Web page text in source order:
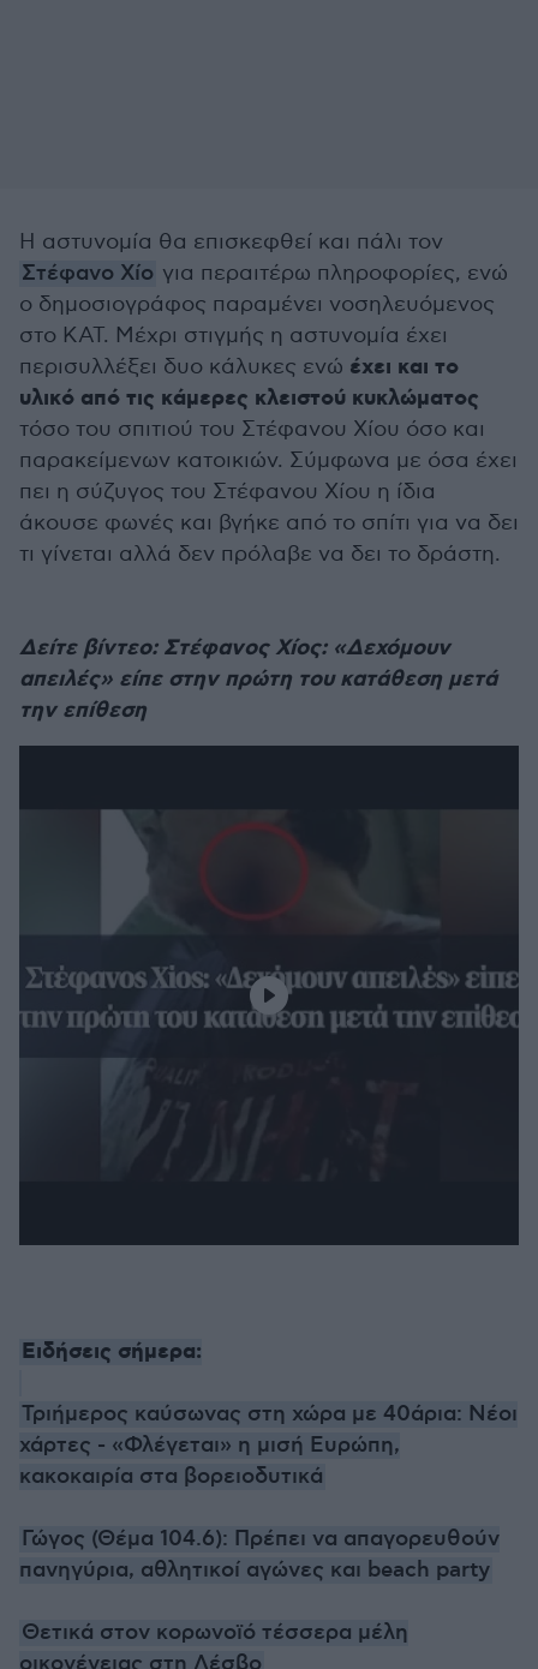
Η αστυνομία θα επισκεφθεί και πάλι τον
Στέφανο Χίο για περαιτέρω πληροφορίες, ενώ
ο δημοσιογράφος παραμένει νοσηλευόμενος
στο ΚΑΤ. Μέχρι στιγμής η αστυνομία έχει
περισυλλέξει δυο κάλυκες ενώ έχει και το
υλικό από τις κάμερες κλειστού κυκλώματος
τόσο του σπιτιού του Στέφανου Χίου όσο και
παρακείμενων κατοικιών. Σύμφωνα με όσα έχει
πει η σύζυγος του Στέφανου Χίου η ίδια
άκουσε φωνές και βγήκε από το σπίτι για να δει
τι γίνεται αλλά δεν πρόλαβε να δει το δράστη.
Δείτε βίντεο: Στέφανος Χίος: «Δεχόμουν
απειλές» είπε στην πρώτη του κατάθεση μετά
την επίθεση
Ειδήσεις σήμερα:
Τριήμερος καύσωνας στη χώρα με 40άρια: Νέοι
χάρτες - «Φλέγεται» η μισή Ευρώπη,
κακοκαιρία στα βορειοδυτικά
Γώγος (Θέμα 104.6): Πρέπει να απαγορευθούν
πανηγύρια, αθλητικοί αγώνες και beach party
Θετικά στον κορωνοϊό τέσσερα μέλη